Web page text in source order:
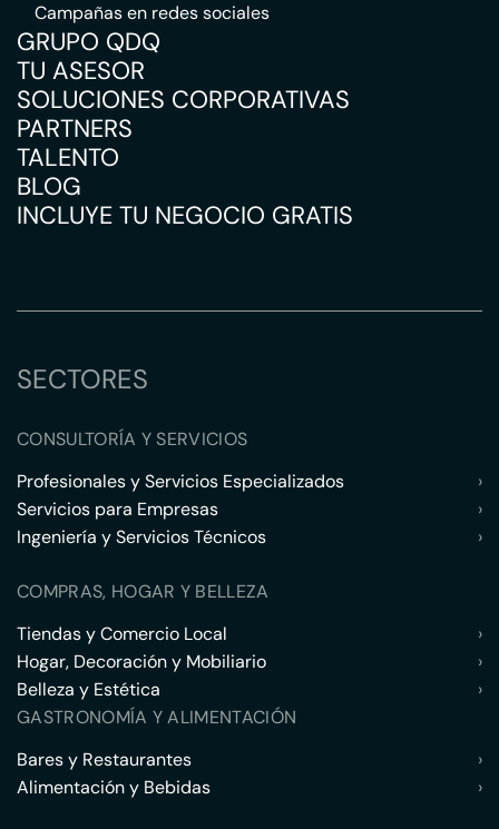
Campañas en redes sociales
GRUPO QDQ
TU ASESOR
SOLUCIONES CORPORATIVAS
PARTNERS
TALENTO
BLOG
INCLUYE TU NEGOCIO GRATIS
SECTORES
CONSULTORÍA Y SERVICIOS
Profesionales y Servicios Especializados
›
Servicios para Empresas
›
Ingeniería y Servicios Técnicos
›
COMPRAS, HOGAR Y BELLEZA
Tiendas y Comercio Local
›
Hogar, Decoración y Mobiliario
›
Belleza y Estética
›
GASTRONOMÍA Y ALIMENTACIÓN
Bares y Restaurantes
›
Alimentación y Bebidas
›